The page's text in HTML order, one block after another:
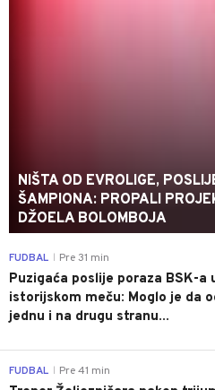
NIŠTA OD EVROLIGE,
ŠAMPIONA: PROPALI
DŽOELA BOLOMBOJA
FUDBAL Pre 31 min
Puzigaća poslije poraza BSK-a
istorijskom meču: Moglo je da
jednu i na drugu stranu...
FUDBAL Pre 41 min